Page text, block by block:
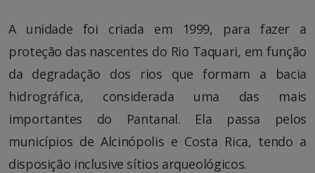
A unidade foi criada em 1999, para fazer a
proteção das nascentes do Rio Taquari, em função
da degradação dos rios que formam a bacia
hidrográfica, considerada uma das mais
importantes do Pantanal. Ela passa pelos
municípios de Alcinópolis e Costa Rica, tendo a
disposição inclusive sítios arqueológicos.